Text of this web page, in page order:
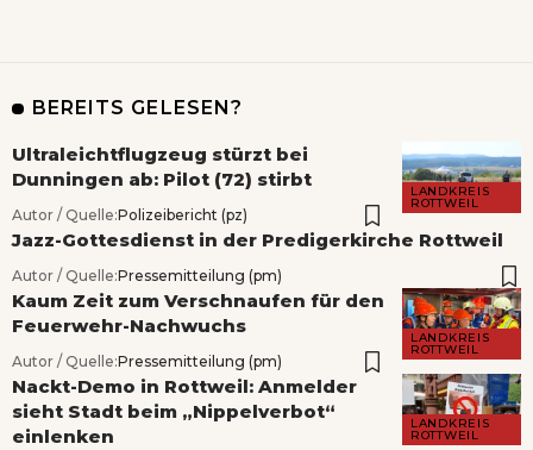
BEREITS GELESEN?
LANDKREIS
ROTTWEIL
Ultraleichtflugzeug stürzt bei
Dunningen ab: Pilot (72) stirbt
Autor / Quelle:Polizeibericht (pz)
Jazz-Gottesdienst in der Predigerkirche Rottweil
Autor / Quelle:Pressemitteilung (pm)
LANDKREIS
ROTTWEIL
Kaum Zeit zum Verschnaufen für den
Feuerwehr-Nachwuchs
Autor / Quelle:Pressemitteilung (pm)
LANDKREIS
ROTTWEIL
Nackt-Demo in Rottweil: Anmelder
sieht Stadt beim „Nippelverbot“
einlenken